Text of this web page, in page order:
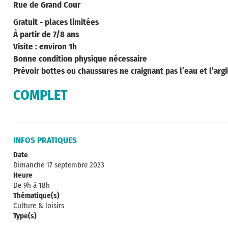
Rue de Grand Cour
Gratuit - places limitées
À partir de 7/8 ans
Visite : environ 1h
Bonne condition physique nécessaire
Prévoir bottes ou chaussures ne craignant pas l’eau et
COMPLET
INFOS PRATIQUES
Date
Dimanche 17 septembre 2023
Heure
De 9h à 18h
Thématique(s)
Culture & loisirs
Type(s)